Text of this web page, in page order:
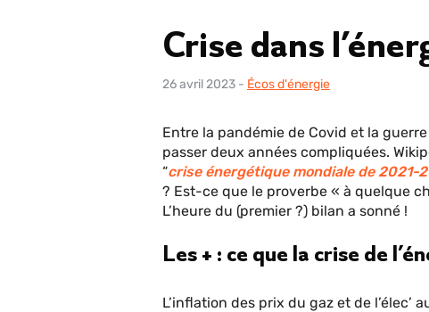
Crise dans
26 avril 2023 - Écos d'énergie
Entre la pandémie de Covid et la
passer deux années compliquées.
“crise énergétique mondiale de 2021-
? Est-ce que le proverbe « à quelque
L’heure du (premier ?) bilan a sonné !
Les + : ce que la crise de
L’inflation des prix du gaz et de l’élec’